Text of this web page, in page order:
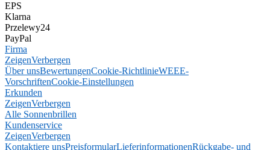
EPS
Klarna
Przelewy24
PayPal
Firma
ZeigenVerbergen
Über unsBewertungenCookie-RichtlinieWEEE-
VorschriftenCookie-Einstellungen
Erkunden
ZeigenVerbergen
Alle Sonnenbrillen
Kundenservice
ZeigenVerbergen
Kontaktiere unsPreisformularLieferinformationenRückgabe- und